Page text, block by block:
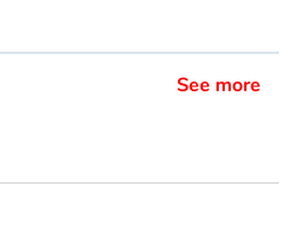
disponible en anglais :
See more